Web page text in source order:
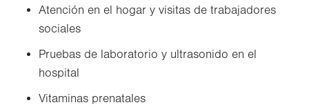
Atención en el hogar y visitas de trabajadores
sociales
Pruebas de laboratorio y ultrasonido en el
hospital
Vitaminas prenatales